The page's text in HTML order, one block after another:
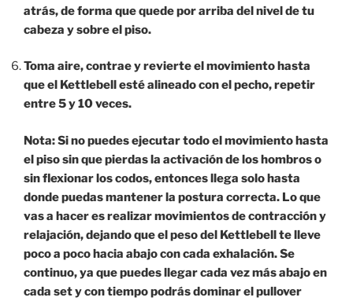
atrás, de forma que quede por arriba del nivel de tu
cabeza y sobre el piso.
Toma aire, contrae y revierte el movimiento hasta
que el Kettlebell esté alineado con el pecho, repetir
entre 5 y 10 veces.
Nota: Si no puedes ejecutar todo el movimiento hasta
el piso sin que pierdas la activación de los hombros o
sin flexionar los codos, entonces llega solo hasta
donde puedas mantener la postura correcta. Lo que
vas a hacer es realizar movimientos de contracción y
relajación, dejando que el peso del Kettlebell te lleve
poco a poco hacia abajo con cada exhalación. Se
continuo, ya que puedes llegar cada vez más abajo en
cada set y con tiempo podrás dominar el pullover